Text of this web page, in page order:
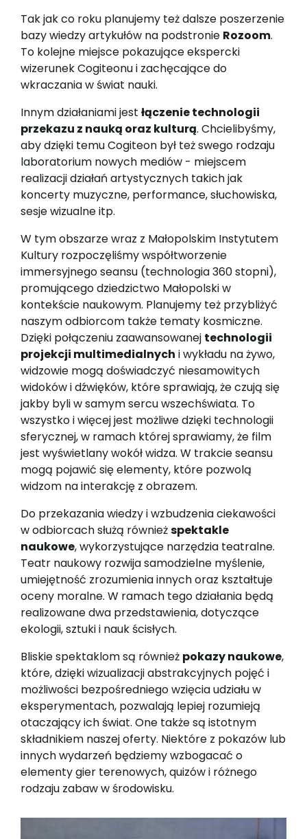
Tak jak co roku planujemy też dalsze poszerzenie
bazy wiedzy artykułów na podstronie Rozoom.
To kolejne miejsce pokazujące ekspercki
wizerunek Cogiteonu i zachęcające do
wkraczania w świat nauki.
Innym działaniami jest łączenie technologii
przekazu z nauką oraz kulturą. Chcielibyśmy,
aby dzięki temu Cogiteon był też swego rodzaju
laboratorium nowych mediów - miejscem
realizacji działań artystycznych takich jak
koncerty muzyczne, performance, słuchowiska,
sesje wizualne itp.
W tym obszarze wraz z Małopolskim Instytutem
Kultury rozpoczęliśmy współtworzenie
immersyjnego seansu (technologia 360 stopni),
promującego dziedzictwo Małopolski w
kontekście naukowym. Planujemy też przybliżyć
naszym odbiorcom także tematy kosmiczne.
Dzięki połączeniu zaawansowanej technologii
projekcji multimedialnych i wykładu na żywo,
widzowie mogą doświadczyć niesamowitych
widoków i dźwięków, które sprawiają, że czują się
jakby byli w samym sercu wszechświata. To
wszystko i więcej jest możliwe dzięki technologii
sferycznej, w ramach której sprawiamy, że film
jest wyświetlany wokół widza. W trakcie seansu
mogą pojawić się elementy, które pozwolą
widzom na interakcję z obrazem.
Do przekazania wiedzy i wzbudzenia ciekawości
w odbiorcach służą równieżspektakle
naukowe, wykorzystujące narzędzia teatralne.
Teatr naukowy rozwija samodzielne myślenie,
umiejętność zrozumienia innych oraz kształtuje
oceny moralne. W ramach tego działania będą
realizowane dwa przedstawienia, dotyczące
ekologii, sztuki i nauk ścisłych.
Bliskie spektaklom są również pokazy naukowe,
które, dzięki wizualizacji abstrakcyjnych pojęć i
możliwości bezpośredniego wzięcia udziału w
eksperymentach, pozwalają lepiej rozumieją
otaczający ich świat. One także są istotnym
składnikiem naszej oferty. Niektóre z pokazów lub
innych wydarzeń będziemy wzbogacać o
elementy gier terenowych, quizów i różnego
rodzaju zabaw w środowisku.